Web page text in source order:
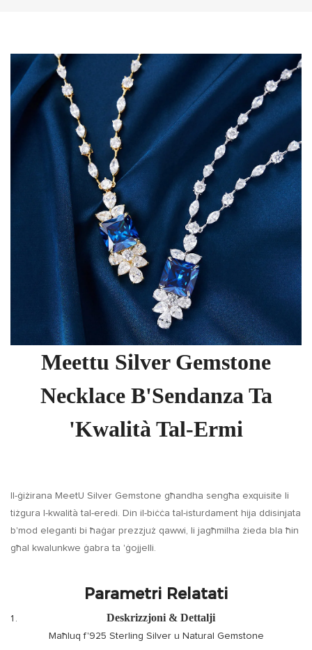
Meettu Silver Gemstone
Necklace B'Sendanza Ta
'Kwalità Tal-Ermi
Il-ġiżirana MeetU Silver Gemstone għandha sengħa exquisite li
tiżgura l-kwalità tal-eredi. Din il-biċċa tal-isturdament hija ddisinjata
b'mod eleganti bi ħaġar prezzjuż qawwi, li jagħmilha żieda bla ħin
għal kwalunkwe ġabra ta 'ġojjelli.
Parametri Relatati
Deskrizzjoni & Dettalji
Maħluq f'925 Sterling Silver u Natural Gemstone